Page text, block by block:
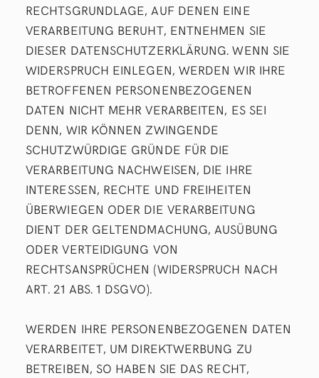
RECHTSGRUNDLAGE, AUF DENEN EINE
VERARBEITUNG BERUHT, ENTNEHMEN SIE
DIESER DATENSCHUTZERKLÄRUNG. WENN SIE
WIDERSPRUCH EINLEGEN, WERDEN WIR IHRE
BETROFFENEN PERSONENBEZOGENEN
DATEN NICHT MEHR VERARBEITEN, ES SEI
DENN, WIR KÖNNEN ZWINGENDE
SCHUTZWÜRDIGE GRÜNDE FÜR DIE
VERARBEITUNG NACHWEISEN, DIE IHRE
INTERESSEN, RECHTE UND FREIHEITEN
ÜBERWIEGEN ODER DIE VERARBEITUNG
DIENT DER GELTENDMACHUNG, AUSÜBUNG
ODER VERTEIDIGUNG VON
RECHTSANSPRÜCHEN (WIDERSPRUCH NACH
ART. 21 ABS. 1 DSGVO).
WERDEN IHRE PERSONENBEZOGENEN DATEN
VERARBEITET, UM DIREKTWERBUNG ZU
BETREIBEN, SO HABEN SIE DAS RECHT,